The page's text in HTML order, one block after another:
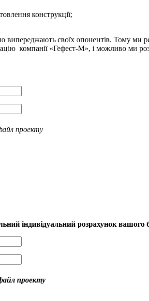
конструкції;
випереджають своїх опонентів. Тому ми
компанії «Гефест-М», і можливо ми
проекту
індивідуальний розрахунок вашого
проекту